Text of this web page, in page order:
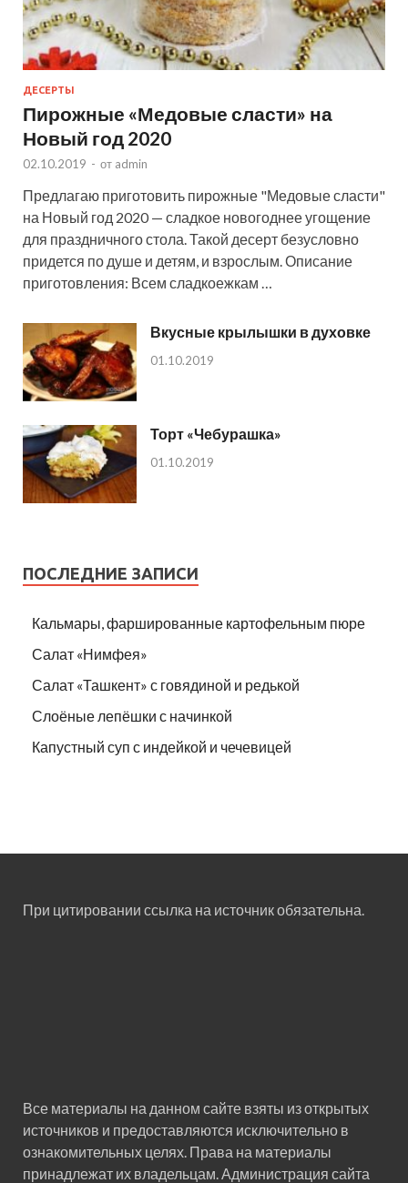
ДЕСЕРТЫ
Пирожные «Медовые сласти» на
Новый год 2020
02.10.2019 - от admin
Предлагаю приготовить пирожные "Медовые сласти"
на Новый год 2020 — сладкое новогоднее угощение
для праздничного стола. Такой десерт безусловно
придется по душе и детям, и взрослым. Описание
приготовления: Всем сладкоежкам …
Вкусные крылышки в духовке
01.10.2019
Торт «Чебурашка»
01.10.2019
ПОСЛЕДНИЕ ЗАПИСИ
Кальмары, фаршированные картофельным пюре
Салат «Нимфея»
Салат «Ташкент» с говядиной и редькой
Слоёные лепёшки с начинкой
Капустный суп с индейкой и чечевицей
При цитировании ссылка на источник обязательна.
Все материалы на данном сайте взяты из открытых
источников и предоставляются исключительно в
ознакомительных целях. Права на материалы
принадлежат их владельцам. Администрация сайта